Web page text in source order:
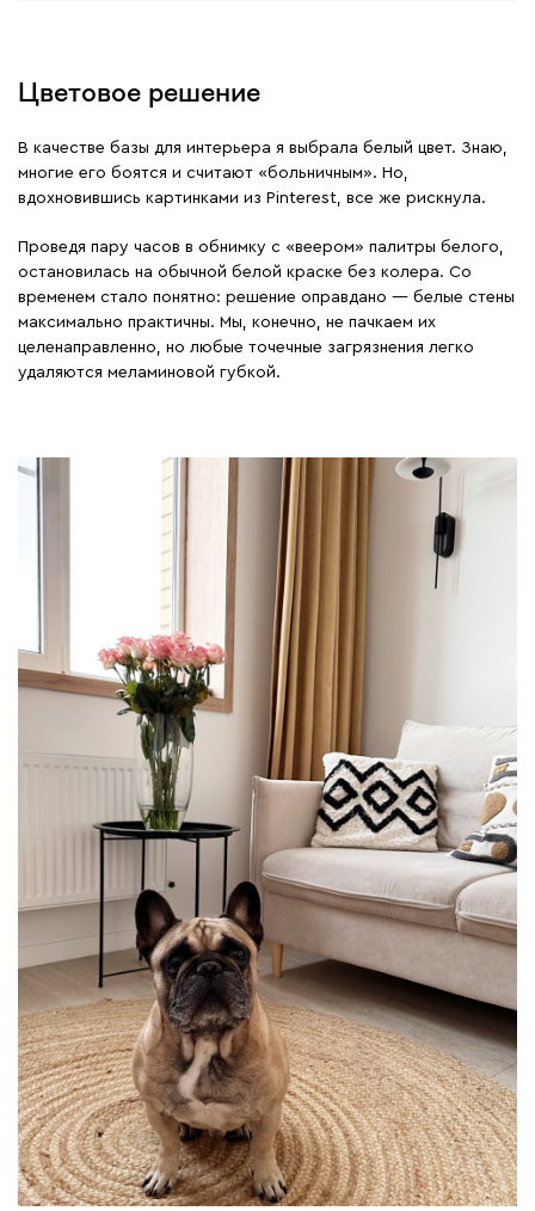
Цветовое решение
В качестве базы для интерьера я выбрала белый цвет. Знаю,
многие его боятся и считают «больничным». Но,
вдохновившись картинками из Pinterest, все же рискнула.
Проведя пару часов в обнимку с «веером» палитры белого,
остановилась на обычной белой краске без колера. Со
временем стало понятно: решение оправдано — белые стены
максимально практичны. Мы, конечно, не пачкаем их
целенаправленно, но любые точечные загрязнения легко
удаляются меламиновой губкой.